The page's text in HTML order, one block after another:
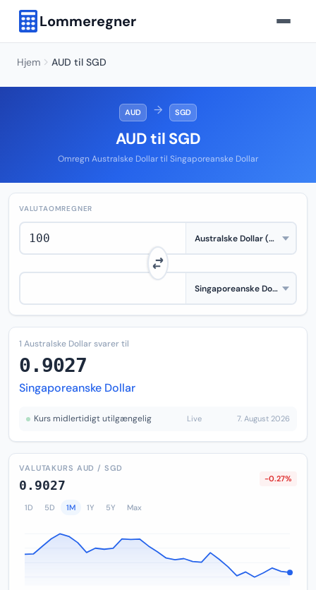
Lommeregner
Hjem AUD til SGD
AUD → SGD
AUD til SGD
Omregn Australske Dollar til Singaporeanske Dollar
VALUTAOMREGNER
1 Australske Dollar svarer til
0.9027
Singaporeanske Dollar
Kurs midlertidigt utilgængelig Live 7. August 2026
VALUTAKURS AUD / SGD
0.9027 -0.27%
1D 5D 1M 1Y 5Y Max